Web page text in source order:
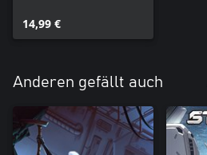
14,99 €
Anderen gefällt auch